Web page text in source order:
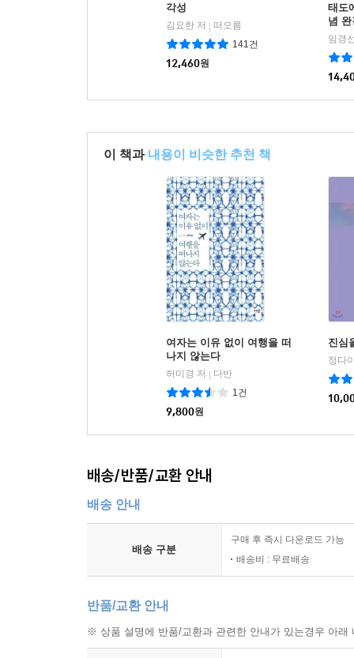
각성
김요한 저 | 떠오름
141건
12,460원
태도
념 완
임경
이 책과 내용이 비슷한 추천 책
여자는 이유 없이 여행을 떠
나지 않는다
허미경 저 | 다반
1건
9,800원
진심
정다
배송/반품/교환 안내
배송 안내
배송 구분
구매 후 즉시 다운로드 가능
배송비 : 무료배송
반품/교환 안내
※ 상품 설명에 반품/교환과 관련한 안내가 있는경우 아